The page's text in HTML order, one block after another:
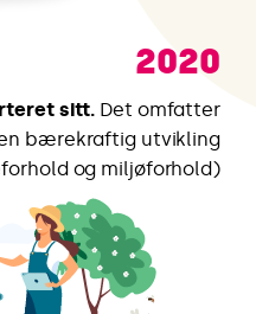
2020
sitt. Det omfatter
bærekraftig utvikling
og miljøforhold).